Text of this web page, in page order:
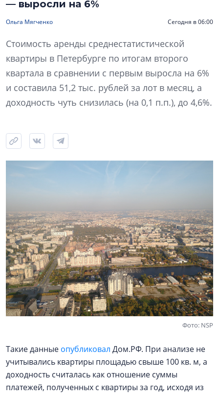
— выросли на 6%
Ольга Мягченко Сегодня в 06:00
Стоимость аренды среднестатистической
квартиры в Петербурге по итогам второго
квартала в сравнении с первым выросла на 6%
и составила 51,2 тыс. рублей за лот в месяц, а
доходность чуть снизилась (на 0,1 п.п.), до 4,6%.
Фото: NSP
Такие данные опубликовал Дом.РФ. При анализе не
учитывались квартиры площадью свыше 100 кв. м, а
доходность считалась как отношение суммы
платежей, полученных с квартиры за год, исходя из